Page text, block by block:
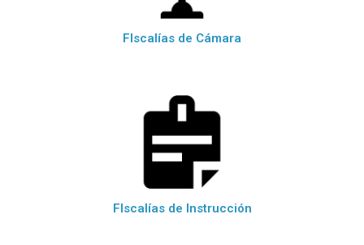
FIscalías de Cámara
FIscalías de Instrucción